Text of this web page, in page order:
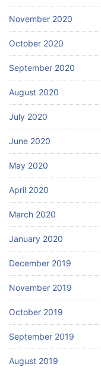
November 2020
October 2020
September 2020
August 2020
July 2020
June 2020
May 2020
April 2020
March 2020
January 2020
December 2019
November 2019
October 2019
September 2019
August 2019